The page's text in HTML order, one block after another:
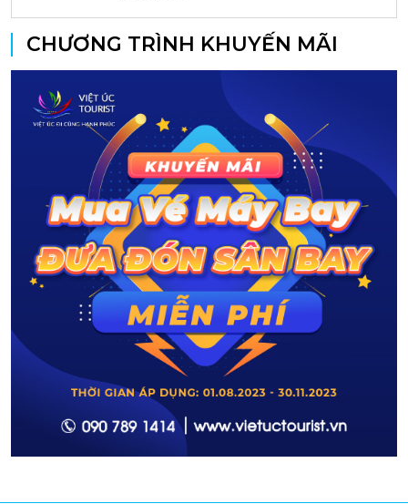
CHƯƠNG TRÌNH KHUYẾN MÃI